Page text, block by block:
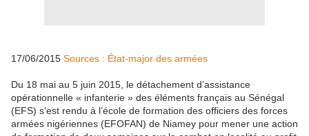
17/06/2015 Sources : État-major des armées
Du 18 mai au 5 juin 2015, le détachement d’assistance
opérationnelle « infanterie » des éléments français au Sénégal
(EFS) s’est rendu à l’école de formation des officiers des forces
armées nigériennes (EFOFAN) de Niamey pour mener une action